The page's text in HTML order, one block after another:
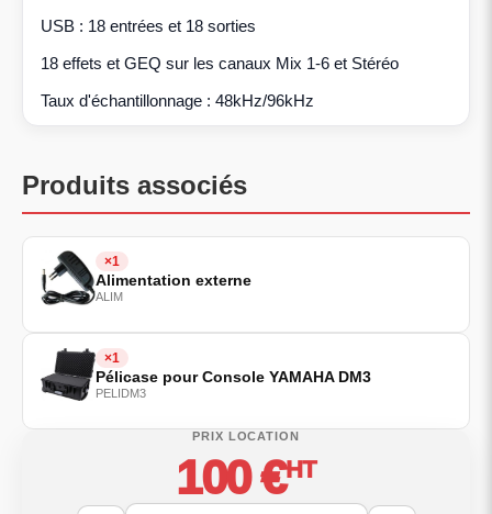
USB : 18 entrées et 18 sorties
18 effets et GEQ sur les canaux Mix 1-6 et Stéréo
Taux d'échantillonnage : 48kHz/96kHz
Produits associés
×1
Alimentation externe
ALIM
×1
Pélicase pour Console YAMAHA DM3
PELIDM3
100 €HT